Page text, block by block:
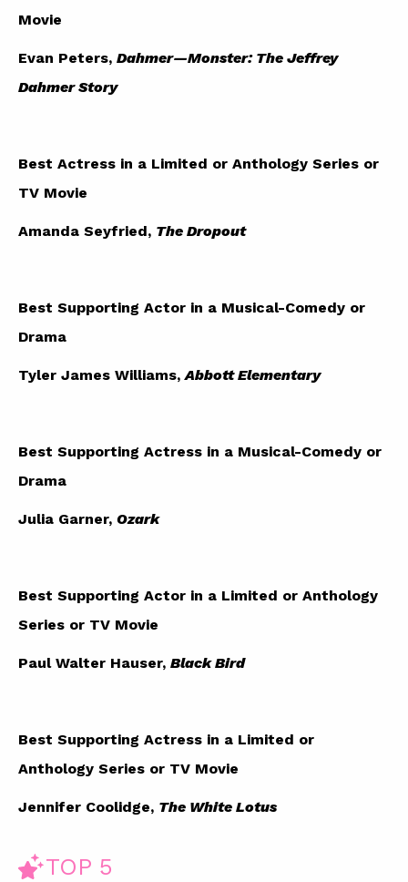
Movie
Evan Peters, Dahmer—Monster: The Jeffrey
Dahmer Story
Best Actress in a Limited or Anthology Series or
TV Movie
Amanda Seyfried, The Dropout
Best Supporting Actor in a Musical-Comedy or
Drama
Tyler James Williams, Abbott Elementary
Best Supporting Actress in a Musical-Comedy or
Drama
Julia Garner, Ozark
Best Supporting Actor in a Limited or Anthology
Series or TV Movie
Paul Walter Hauser, Black Bird
Best Supporting Actress in a Limited or
Anthology Series or TV Movie
Jennifer Coolidge, The White Lotus
TOP 5